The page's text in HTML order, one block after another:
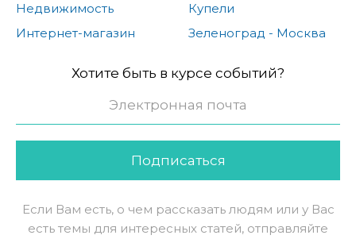
Недвижимость
Интернет-магазин
Купели
Зеленоград - Москва
Хотите быть в курсе событий?
Подписаться
Если Вам есть, о чем рассказать людям или у Вас
есть темы для интересных статей, отправляйте